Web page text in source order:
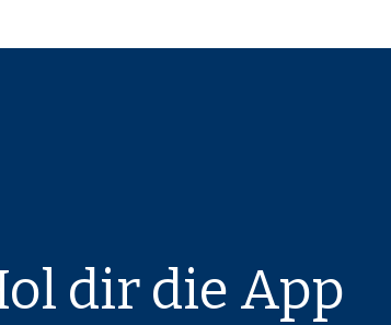
dir die App